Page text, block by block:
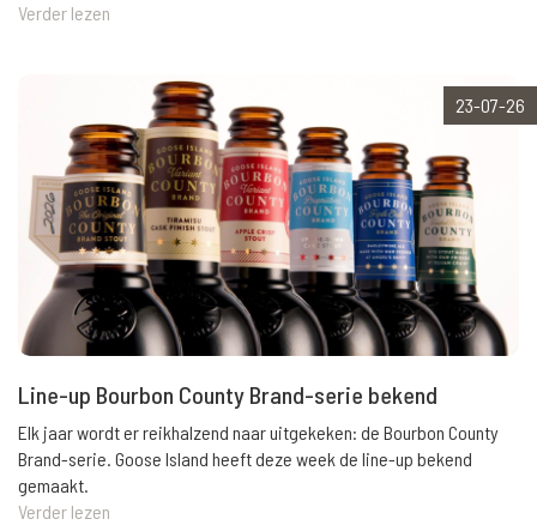
Verder lezen
23-07-26
Line-up Bourbon County Brand-serie bekend
Elk jaar wordt er reikhalzend naar uitgekeken: de Bourbon County
Brand-serie. Goose Island heeft deze week de line-up bekend
gemaakt.
Verder lezen